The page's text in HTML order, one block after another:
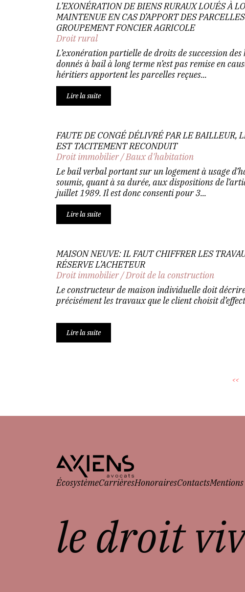
L’EXONÉRATION DE BIENS RURAUX LOUÉS À
MAINTENUE EN CAS D’APPORT DES
GROUPEMENT FONCIER AGRICOLE
Droit rural
L’exonération partielle de droits de succession
donnés à bail à long terme n’est pas remise en
héritiers apportent les parcelles reçues...
Lire la suite
FAUTE DE CONGÉ DÉLIVRÉ PAR LE BAILLEUR,
EST TACITEMENT RECONDUIT
Droit immobilier/Baux d'habitation
Le bail verbal portant sur un logement à usage
soumis, quant à sa durée, aux dispositions de
juillet 1989. Il est donc consenti pour 3...
Lire la suite
MAISON NEUVE: IL FAUT CHIFFRER LES
RÉSERVE L’ACHETEUR
Droit immobilier/Droit de la construction
Le constructeur de maison individuelle doit
précisément les travaux que le client choisit
Lire la suite
<<
ÉcosystèmeCarrièresHonorairesContacts
le droit